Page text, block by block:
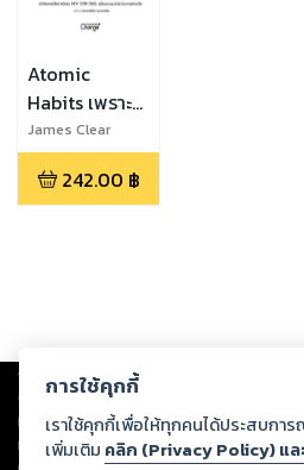
Atomic
Habits เพราะ
ชีวิตดีได้กว่าที่
เป็น
James Clear
(เจมส์ เคลียร์
242.00 ฿
Copyright © 2026
ต่อผลงานหรือเนื้อหาใดที่อัปโหลดผ่านเว็บไซต์
ทรัพย์สินทางปัญญาของบุคคลอื่นหรือขัดต่อก
ทุกท่านโปรดใช้วิจารณญาณในการกลั่นกรองด้
การใช้คุกกี้
เราใช้คุกกี้เพื่อให้ทุกคนได้ประสบกา
เพิ่มเติม คลิก (Privacy Policy) แ